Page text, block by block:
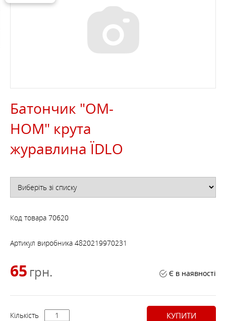
Батончик "ОМ-
НОМ" крута
журавлина ЇDLO
Код товара 70620
Артикул виробника 4820219970231
65 грн. Є в наявності
Кількість КУПИТИ